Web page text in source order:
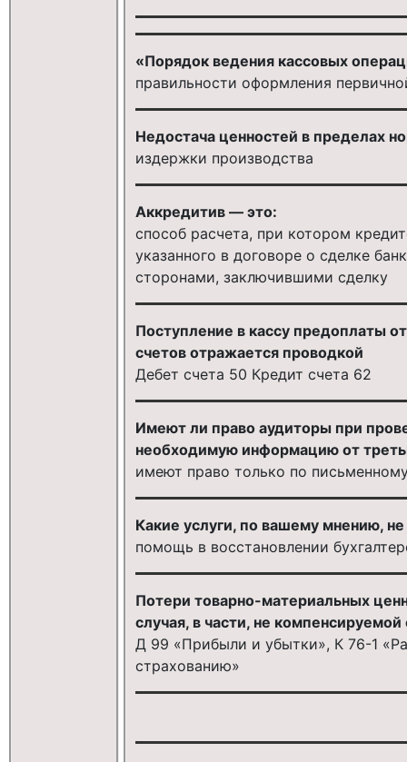
«Порядок ведения кассовых
правильности оформления
Недостача ценностей в пределах
издержки производства
Аккредитив — это:
способ расчета, при котором
указанного в договоре о сделке
сторонами, заключившими сделку
Поступление в кассу предоплаты
счетов отражается проводкой
Дебет счета 50 Кредит счета 62
Имеют ли право аудиторы при
необходимую информацию от
имеют право только по
Какие услуги, по вашему мнению,
помощь в восстановлении
Потери товарно-материальных
случая, в части, не
Д 99 «Прибыли и убытки», К 76-1
страхованию»